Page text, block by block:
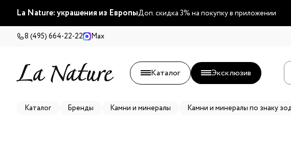
La Nature: украшения из ЕвропыДоп. скидка 3% на покупку в приложении
8 (495) 664-22-22 Max
Каталог Эксклюзив
Каталог Бренды Камни и минералы Камни и минералы по знаку